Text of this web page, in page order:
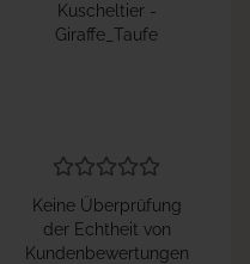
Kuscheltier -
Giraffe_Taufe
Keine Überprüfung
der Echtheit von
Kundenbewertungen